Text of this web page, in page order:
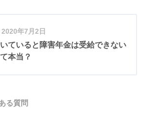
2020年7月2日
ていると障害年金は受給できない
本当？
る質問